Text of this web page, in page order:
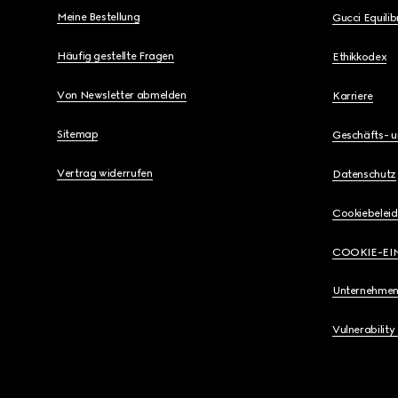
Meine Bestellung
Häufig gestellte Fragen
Von Newsletter abmelden
Sitemap
Vertrag widerrufen
Gucci
Ethikkodex
Karriere
Geschäfts-
Datenschutz
Cookiebeleid
COOKIE-
Vulnerability